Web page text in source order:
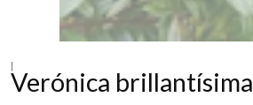
|
Verónica brillantísima